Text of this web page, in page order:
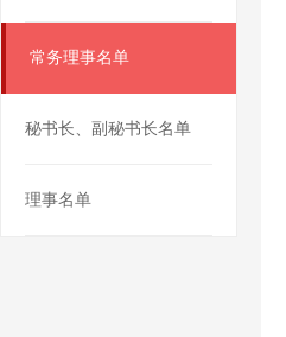
常务理事名单
秘书长、副秘书长名单
理事名单